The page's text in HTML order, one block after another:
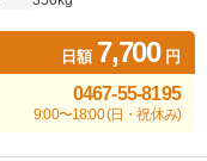
日額 7,700円
0467-55-8195
9:00〜18:00 (日・祝休み)